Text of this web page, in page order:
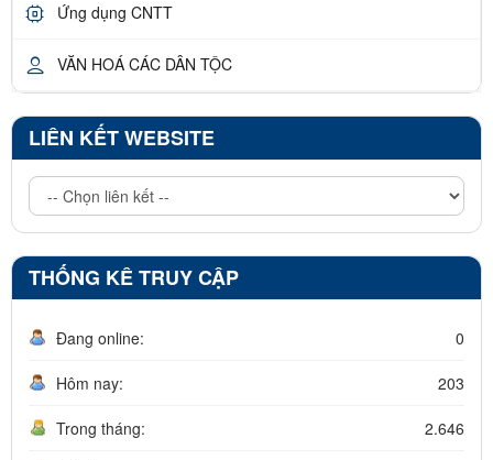
Ứng dụng CNTT
VĂN HOÁ CÁC DÂN TỘC
LIÊN KẾT WEBSITE
THỐNG KÊ TRUY CẬP
Đang online: 0
Hôm nay: 203
Trong tháng: 2.646